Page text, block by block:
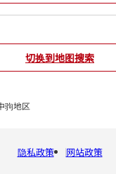
切换到地图搜索
驹地区
隐私政策 网站政策